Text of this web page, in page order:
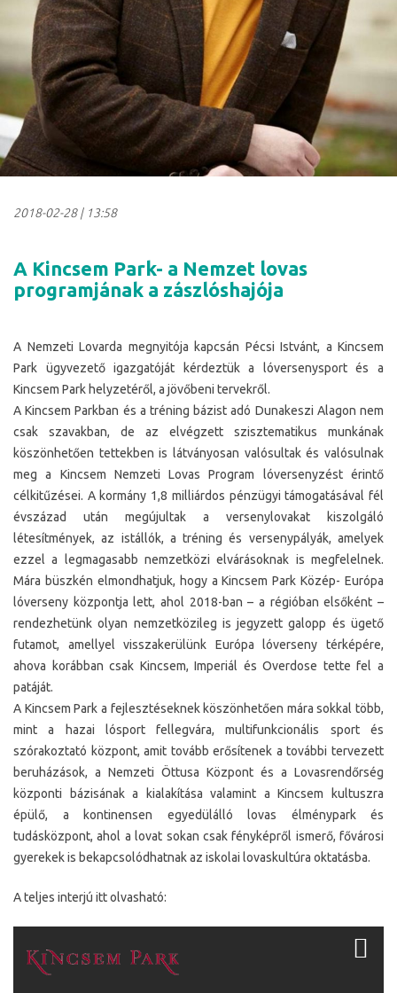
2018-02-28| 13:58
A Kincsem Park- a Nemzet lovas
programjának a zászlóshajója
A Nemzeti Lovarda megnyitója kapcsán Pécsi Istvánt, a Kincsem
Park ügyvezető igazgatóját kérdeztük a lóversenysport és a
Kincsem Park helyzetéről, a jövőbeni tervekről.
A Kincsem Parkban és a tréning bázist adó Dunakeszi Alagon nem
csak szavakban, de az elvégzett szisztematikus munkának
köszönhetően tettekben is látványosan valósultak és valósulnak
meg a Kincsem Nemzeti Lovas Program lóversenyzést érintő
célkitűzései. A kormány 1,8 milliárdos pénzügyi támogatásával fél
évszázad után megújultak a versenylovakat kiszolgáló
létesítmények, az istállók, a tréning és versenypályák, amelyek
ezzel a legmagasabb nemzetközi elvárásoknak is megfelelnek.
Mára büszkén elmondhatjuk, hogy a Kincsem Park Közép- Európa
lóverseny központja lett, ahol 2018-ban – a régióban elsőként –
rendezhetünk olyan nemzetközileg is jegyzett galopp és ügető
futamot, amellyel visszakerülünk Európa lóverseny térképére,
ahova korábban csak Kincsem, Imperiál és Overdose tette fel a
patáját.
A Kincsem Park a fejlesztéseknek köszönhetően mára sokkal több,
mint a hazai lósport fellegvára, multifunkcionális sport és
szórakoztató központ, amit tovább erősítenek a további tervezett
beruházások, a Nemzeti Öttusa Központ és a Lovasrendőrség
központi bázisának a kialakítása valamint a Kincsem kultuszra
épülő, a kontinensen egyedülálló lovas élménypark és
tudásközpont, ahol a lovat sokan csak fényképről ismerő, fővárosi
gyerekek is bekapcsolódhatnak az iskolai lovaskultúra oktatásba.
A teljes interjú itt olvasható: